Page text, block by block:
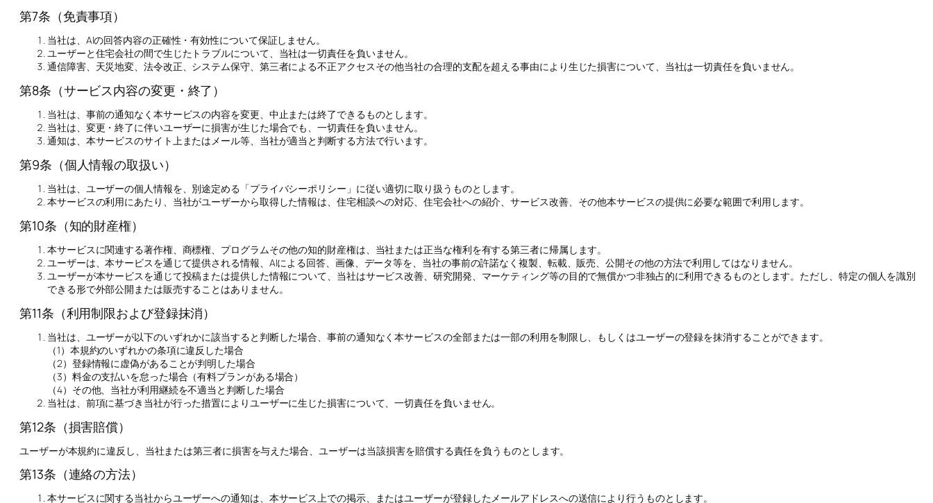
第7条（免責事項）
当社は、AIの回答内容の正確性・有効性について保証しません。
ユーザーと住宅会社の間で生じたトラブルについて、当社は一切責任を負いません。
通信障害、天災地変、法令改正、システム保守、第三者による不正アクセスその他当社の合理的支配を超える事由により生じた損害について、当社は一切責任を負いません。
第8条（サービス内容の変更・終了）
当社は、事前の通知なく本サービスの内容を変更、中止または終了できるものとします。
当社は、変更・終了に伴いユーザーに損害が生じた場合でも、一切責任を負いません。
通知は、本サービスのサイト上またはメール等、当社が適当と判断する方法で行います。
第9条（個人情報の取扱い）
当社は、ユーザーの個人情報を、別途定める「プライバシーポリシー」に従い適切に取り扱うものとします。
本サービスの利用にあたり、当社がユーザーから取得した情報は、住宅相談への対応、住宅会社への紹介、サービス改善、その他本サービスの提供に必要な範囲で利用します。
第10条（知的財産権）
本サービスに関連する著作権、商標権、プログラムその他の知的財産権は、当社または正当な権利を有する第三者に帰属します。
ユーザーは、本サービスを通じて提供される情報、AIによる回答、画像、データ等を、当社の事前の許諾なく複製、転載、販売、公開その他の方法で利用してはなりません。
ユーザーが本サービスを通じて投稿または提供した情報について、当社はサービス改善、研究開発、マーケティング等の目的で無償かつ非独占的に利用できるものとします。ただし、特定の個人を識別
できる形で外部公開または販売することはありません。
第11条（利用制限および登録抹消）
当社は、ユーザーが以下のいずれかに該当すると判断した場合、事前の通知なく本サービスの全部または一部の利用を制限し、もしくはユーザーの登録を抹消することができます。
（1）本規約のいずれかの条項に違反した場合
（2）登録情報に虚偽があることが判明した場合
（3）料金の支払いを怠った場合（有料プランがある場合）
（4）その他、当社が利用継続を不適当と判断した場合
当社は、前項に基づき当社が行った措置によりユーザーに生じた損害について、一切責任を負いません。
第12条（損害賠償）
ユーザーが本規約に違反し、当社または第三者に損害を与えた場合、ユーザーは当該損害を賠償する責任を負うものとします。
第13条（連絡の方法）
本サービスに関する当社からユーザーへの通知は、本サービス上での掲示、またはユーザーが登録したメールアドレスへの送信により行うものとします。